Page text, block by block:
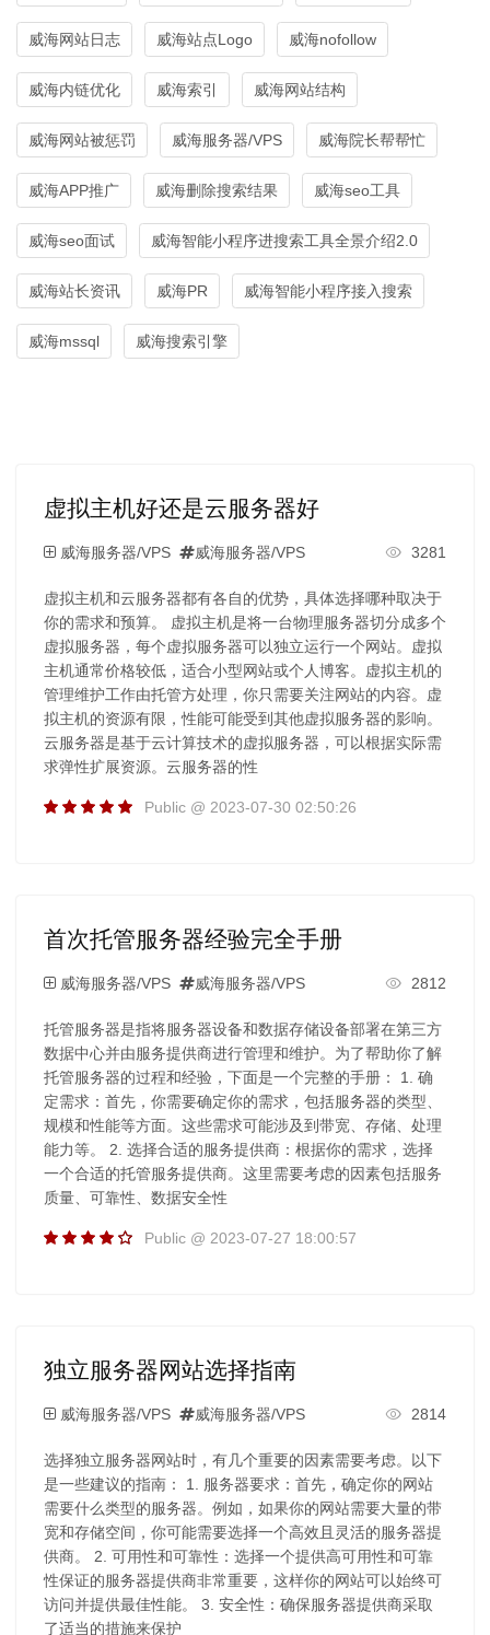
威海网站日志 威海站点Logo 威海nofollow
威海内链优化 威海索引 威海网站结构
威海网站被惩罚 威海服务器/VPS 威海院长帮帮忙
威海APP推广 威海删除搜索结果 威海seo工具
威海seo面试 威海智能小程序进搜索工具全景介绍2.0
威海站长资讯 威海PR 威海智能小程序接入搜索
威海mssql 威海搜索引擎
虚拟主机好还是云服务器好
威海服务器/VPS 威海服务器/VPS 3281
虚拟主机和云服务器都有各自的优势，具体选择哪种取决于
你的需求和预算。 虚拟主机是将一台物理服务器切分成多个
虚拟服务器，每个虚拟服务器可以独立运行一个网站。虚拟
主机通常价格较低，适合小型网站或个人博客。虚拟主机的
管理维护工作由托管方处理，你只需要关注网站的内容。虚
拟主机的资源有限，性能可能受到其他虚拟服务器的影响。
云服务器是基于云计算技术的虚拟服务器，可以根据实际需
求弹性扩展资源。云服务器的性
Public @ 2023-07-30 02:50:26
首次托管服务器经验完全手册
威海服务器/VPS 威海服务器/VPS 2812
托管服务器是指将服务器设备和数据存储设备部署在第三方
数据中心并由服务提供商进行管理和维护。为了帮助你了解
托管服务器的过程和经验，下面是一个完整的手册： 1. 确
定需求：首先，你需要确定你的需求，包括服务器的类型、
规模和性能等方面。这些需求可能涉及到带宽、存储、处理
能力等。 2. 选择合适的服务提供商：根据你的需求，选择
一个合适的托管服务提供商。这里需要考虑的因素包括服务
质量、可靠性、数据安全性
Public @ 2023-07-27 18:00:57
独立服务器网站选择指南
威海服务器/VPS 威海服务器/VPS 2814
选择独立服务器网站时，有几个重要的因素需要考虑。以下
是一些建议的指南： 1. 服务器要求：首先，确定你的网站
需要什么类型的服务器。例如，如果你的网站需要大量的带
宽和存储空间，你可能需要选择一个高效且灵活的服务器提
供商。 2. 可用性和可靠性：选择一个提供高可用性和可靠
性保证的服务器提供商非常重要，这样你的网站可以始终可
访问并提供最佳性能。 3. 安全性：确保服务器提供商采取
了适当的措施来保护